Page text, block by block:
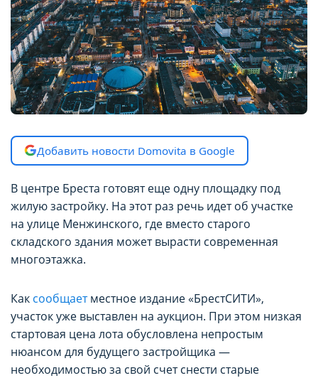
Добавить новости Domovita в Google
В центре Бреста готовят еще одну площадку под
жилую застройку. На этот раз речь идет об участке
на улице Менжинского, где вместо старого
складского здания может вырасти современная
многоэтажка.
Как сообщаетместное издание «БрестСИТИ»,
участок уже выставлен на аукцион. При этом низкая
стартовая цена лота обусловлена непростым
нюансом для будущего застройщика —
необходимостью за свой счет снести старые